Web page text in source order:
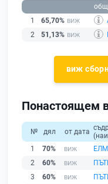
1
65,70%
2
51,13%
виж
Понастоящем
№ дял от дата
1
70%
2
60%
3
60%